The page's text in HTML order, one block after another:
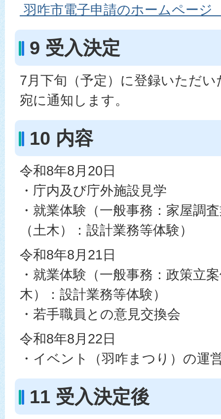
羽咋市電子申請のホームページ
9 受入決定
7月下旬（予定）に登録いただ
宛に通知します。
10 内容
令和8年8月20日
・庁内及び庁外施設見学
・就業体験（一般事務：家屋調
（土木）：設計業務等体験）
令和8年8月21日
・就業体験（一般事務：政策立
木）：設計業務等体験）
・若手職員との意見交換会
令和8年8月22日
・イベント（羽咋まつり）の運
11 受入決定後